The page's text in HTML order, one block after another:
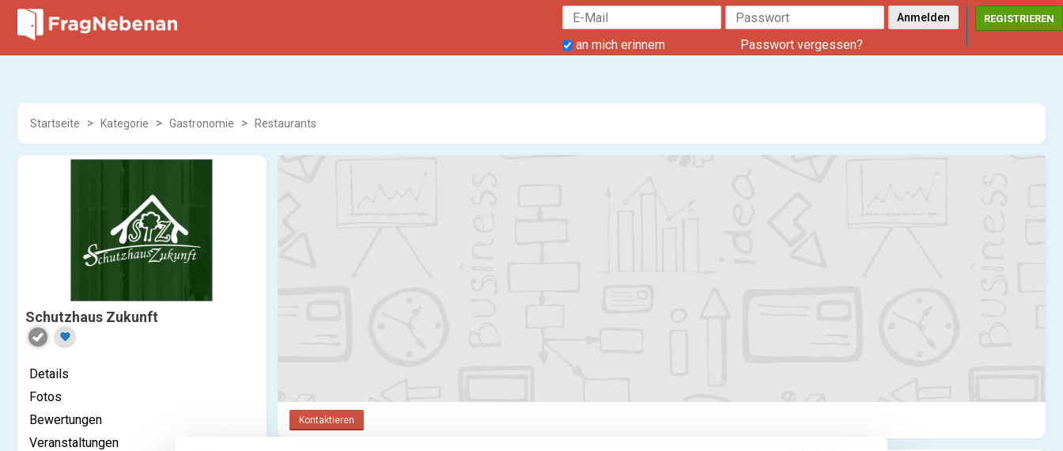
an mich erinnern Passwort vergessen?
REGISTRIEREN
Startseite Kategorie Gastronomie Restaurants
Schutzhaus Zukunft
favorite
Details
Fotos
Bewertungen
Veranstaltungen
Kontaktieren